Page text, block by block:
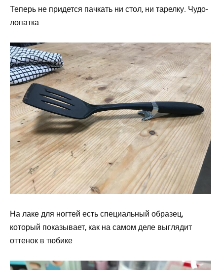
Теперь не придется пачкать ни стол, ни тарелку. Чудо-
лопатка
На лаке для ногтей есть специальный образец,
который показывает, как на самом деле выглядит
оттенок в тюбике